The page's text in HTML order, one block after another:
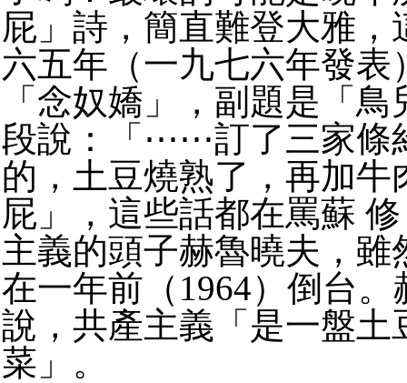
屁」詩，簡直難登大雅，
六五年（一九七六年發表
「念奴嬌」，副題是「
段說：「⋯⋯訂了三家條
的，土豆燒熟了，再加牛
屁」，這些話都在罵蘇
主義的頭子赫魯曉夫，雖
在一年前（1964）倒台。
說，共產主義「是一盤土
菜」。